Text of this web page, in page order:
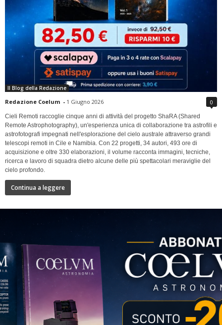
Il Blog della Redazione
Redazione Coelum - 1 Giugno 2026 0
Cieli Remoti raccoglie cinque anni di attività del progetto ShaRA (Shared
Remote Astrophotography), un'esperienza unica di collaborazione tra astrofili e
astrofotografi impegnati nell'esplorazione del cielo australe attraverso grandi
telescopi remoti in Cile e Namibia. Con 22 progetti, 34 autori, 493 ore di
acquisizione e oltre 330 elaborazioni, il volume racconta immagini, tecniche,
ricerca e lavoro di squadra dietro alcune delle più spettacolari meraviglie del
cielo profondo.
Continua a leggere